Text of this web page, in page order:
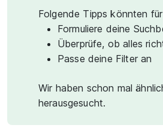
Folgende Tipps könnten
Formuliere deine
Überprüfe, ob alles
Passe deine Filter an
Wir haben schon mal
herausgesucht.